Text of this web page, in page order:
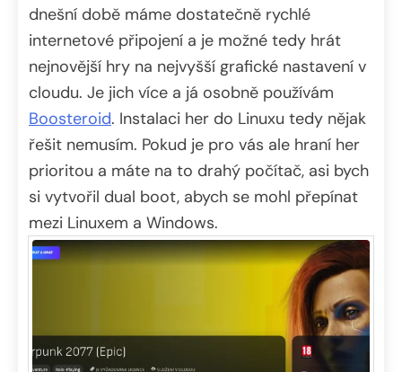
dnešní době máme dostatečně rychlé
internetové připojení a je možné tedy hrát
nejnovější hry na nejvyšší grafické nastavení v
cloudu. Je jich více a já osobně používám
Boosteroid. Instalaci her do Linuxu tedy nějak
řešit nemusím. Pokud je pro vás ale hraní her
prioritou a máte na to drahý počítač, asi bych
si vytvořil dual boot, abych se mohl přepínat
mezi Linuxem a Windows.